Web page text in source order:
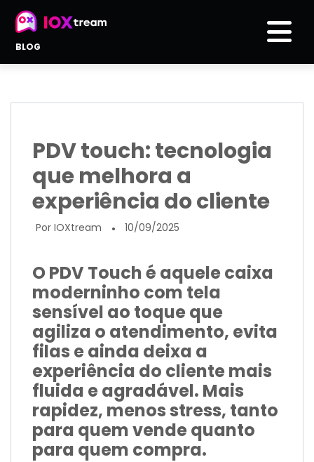
BLOG
PDV touch: tecnologia
que melhora a
experiência do cliente
Por IOXtream ● 10/09/2025
O PDV Touch é aquele caixa
moderninho com tela
sensível ao toque que
agiliza o atendimento, evita
filas e ainda deixa a
experiência do cliente mais
fluida e agradável. Mais
rapidez, menos stress, tanto
para quem vende quanto
para quem compra.